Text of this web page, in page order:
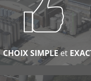
CHOIX SIMPLEet